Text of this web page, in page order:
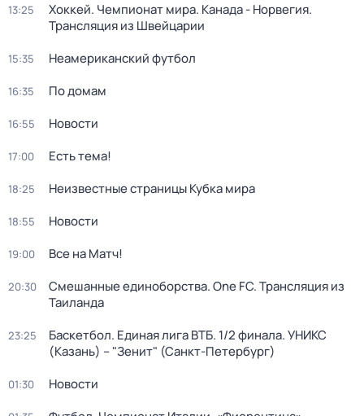
13:25
Хоккей. Чемпионат мира. Канада - Норвегия.
Трансляция из Швейцарии
15:35 Неамериканский футбол
16:35 По домам
16:55 Новости
17:00 Есть тема!
18:25 Неизвестные страницы Кубка мира
18:55 Новости
19:00 Все на Матч!
20:30
Смешанные единоборства. One FC. Трансляция из
Таиланда
23:25
Баскетбол. Единая лига ВТБ. 1/2 финала. УНИКС
(Казань) – "Зенит" (Санкт-Петербург)
01:30 Новости